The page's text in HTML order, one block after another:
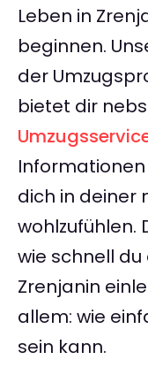
Leben in
beginnen.
der
bietet dir
dich in deiner
wohlzufühlen.
wie schnell
Zrenjanin
allem: wie
sein kann.